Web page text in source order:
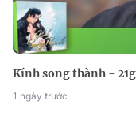
Kính song thành -
1 ngày trước